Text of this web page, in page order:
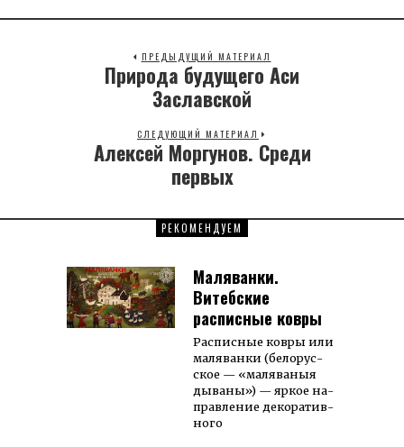
ПРЕДЫДУЩИЙ МАТЕРИАЛ
Previous
post:
Природа будущего Аси
Заславской
СЛЕДУЮЩИЙ МАТЕРИАЛ
Next
post:
Алексей Моргунов. Среди
первых
РЕКОМЕНДУЕМ
Маляванки.
Витебские
расписные ковры
Рас­пис­ные ков­ры или
ма­ля­ван­ки (бе­лорус­
ское — «ма­ля­ва­ныя
ды­ва­ны») — яр­кое на­
прав­ле­ние де­ко­ра­тив­
ного